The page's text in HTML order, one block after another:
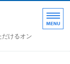
京都 板橋区 中丸町
けるオン